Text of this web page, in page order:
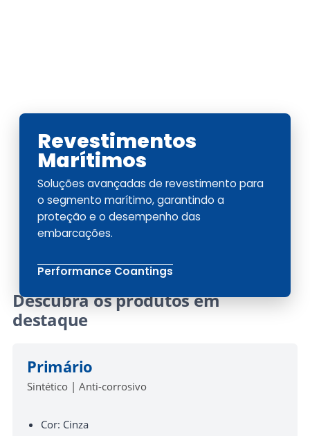
Revestimentos
Marítimos
Soluções avançadas de revestimento para
o segmento marítimo, garantindo a
proteção e o desempenho das
embarcações.
Performance Coantings
Descubra os produtos em
destaque
Primário
Sintético | Anti-corrosivo
Cor: Cinza